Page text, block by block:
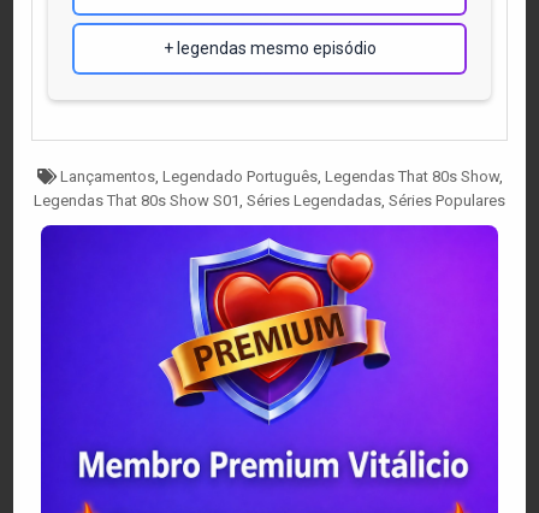
+ legendas mesmo episódio
Tagged
Lançamentos, Legendado Português, Legendas That 80s Show,
Legendas That 80s Show S01 Séries Legendadas Séries Populares